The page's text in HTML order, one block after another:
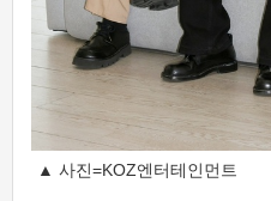
▲ 사진=KOZ엔터테인먼트